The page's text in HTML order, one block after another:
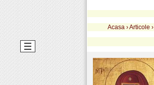
Acasa ›Articole ›